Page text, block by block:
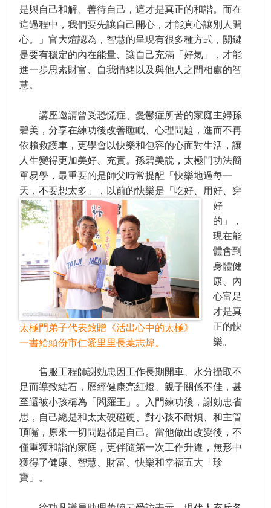
是與自己和解、善待自己，這才是真正的和諧。而在
這過程中，我們要先讓自己開心，才能真心讓別人開
心。」官大煊認為，智慧的呈現有很多種方式，關鍵
是要有穩定的內在能量、讓自己充滿「好氣」，才能
進一步思索財富、自我情緒以及與他人之間相處的智
慧。
講座邀請曾受恐慌症、憂鬱症所苦的家庭主婦孫
碧美，分享在練功後改善睡眠、心理問題，進而不再
依賴救護車，更學會以快樂和包容的心面對生活，讓
人生變得更加美好、充實。孫碧美說，太極門功法簡
單易學，最重要的是師父時常提醒「快樂地過每一
天，不要想太多」，
太極門弟子代表致贈《活出心中的太極》
一書給頭份市仁愛里里長葉志煒。
以前的快樂是「吃好、用好、穿
好
的」，
現在能
體會到
身體健
康、內
心富足
才是真
正的快
樂。
售服工程師謝効忠因工作長期開車、水分攝取不
足而導致結石，歷經健康亮紅燈、親子關係不佳，甚
至還被小孩稱為「閻羅王」。入門練功後，謝効忠省
思，自己總是和太太硬碰硬、對小孩不耐煩、和主管
頂嘴，原來一切問題都是自己。當他做出改變後，不
僅重獲和諧的家庭，更伴隨第一次工作升遷，無形中
獲得了健康、智慧、財富、快樂和幸福五大「珍
寶」。